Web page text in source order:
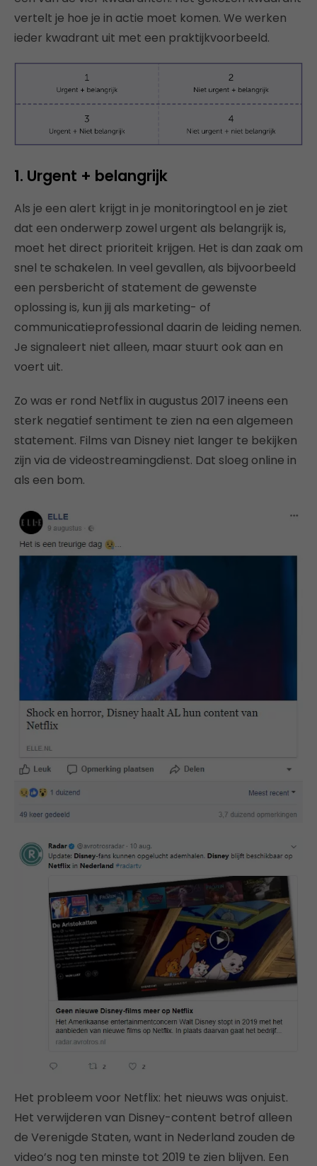
vertelt je hoe je in actie moet komen. We werken
ieder kwadrant uit met een praktijkvoorbeeld.
1. Urgent + belangrijk
Als je een alert krijgt in je monitoringtool en je ziet
dat een onderwerp zowel urgent als belangrijk is,
moet het direct prioriteit krijgen. Het is dan zaak om
snel te schakelen. In veel gevallen, als bijvoorbeeld
een persbericht of statement de gewenste
oplossing is, kun jij als marketing- of
communicatieprofessional daarin de leiding nemen.
Je signaleert niet alleen, maar stuurt ook aan en
voert uit.
Zo was er rond Netflix in augustus 2017 ineens een
sterk negatief sentiment te zien na een algemeen
statement. Films van Disney niet langer te bekijken
zijn via de videostreamingdienst. Dat sloeg online in
als een bom.
Het probleem voor Netflix: het nieuws was onjuist.
Het verwijderen van Disney-content betrof alleen
de Verenigde Staten, want in Nederland zouden de
video’s nog ten minste tot 2019 te zien blijven. Een